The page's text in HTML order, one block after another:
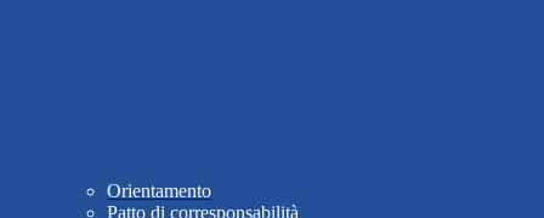
Orientamento
Patto di corresponsabilità